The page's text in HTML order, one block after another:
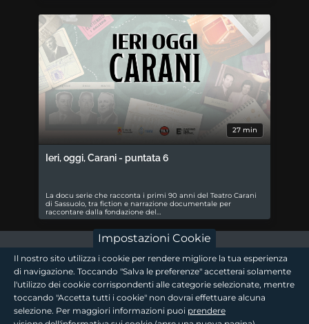
27 min
Ieri, oggi, Carani - puntata 6
La docu serie che racconta i primi 90 anni del Teatro Carani
di Sassuolo, tra fiction e narrazione documentale per
raccontare dalla fondazione del…
footer - sezione logo 1
footer - sezione logo2
Impostazioni Cookie
Il nostro sito utilizza i cookie per rendere migliore la tua esperienza
di navigazione. Toccando "Salva le preferenze" accetterai solamente
l'utilizzo dei cookie corrispondenti alle categorie selezionate, mentre
toccando "Accetta tutti i cookie" non dovrai effettuare alcuna
selezione. Per maggiori informazioni puoi prendere